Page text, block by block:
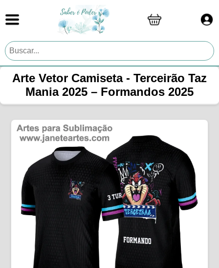
Arte Vetor Camiseta - Terceirão Taz
Mania 2025 – Formandos 2025